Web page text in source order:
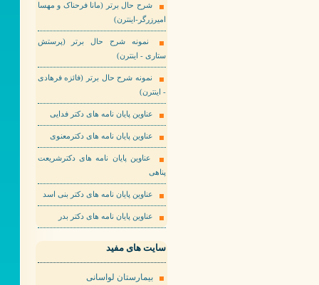
شرح حال برتر (مانا فرحناک و مهسا
امیرزرگر-اینترن)
نمونه شرح حال برتر (پرستش
ستاری - اینترن)
نمونه شرح حال برتر (فائزه فرهادی
- اینترن)
عناوین پایان نامه های دکتر فدایی
عناوین پایان نامه های دکترمعنوی
عناوین پایان نامه های دکترشریعت
پناهی
عناوین پایان نامه های دکتر بنی اسد
عناوین پایان نامه های دکتر بدر
سایت های مفید
بیمارستان لواسانی